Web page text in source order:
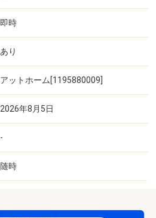
即時
あり
アットホーム[1195880009]
2026年8月5日
-
随時